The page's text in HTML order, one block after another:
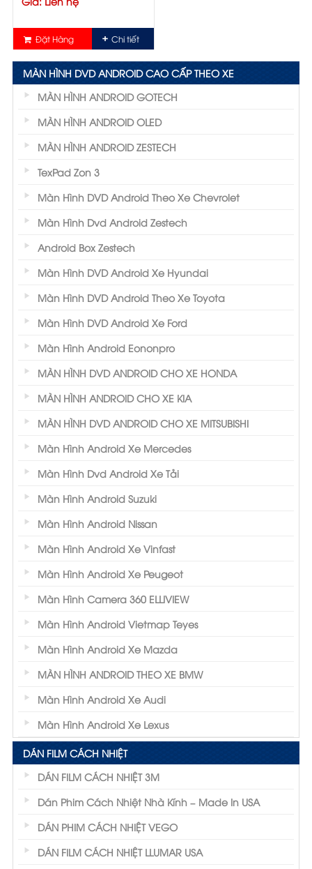
Đặt Hàng Chi tiết
MÀN HÌNH DVD ANDROID CAO CẤP THEO XE
MÀN HÌNH ANDROID GOTECH
MÀN HÌNH ANDROID OLED
MÀN HÌNH ANDROID ZESTECH
TexPad Zon 3
Màn Hình DVD Android Theo Xe Chevrolet
Màn Hình Dvd Android Zestech
Android Box Zestech
Màn Hình DVD Android Xe Hyundai
Màn Hình DVD Android Theo Xe Toyota
Màn Hình DVD Android Xe Ford
Màn Hình Android Eononpro
MÀN HÌNH DVD ANDROID CHO XE HONDA
MÀN HÌNH ANDROID CHO XE KIA
MÀN HÌNH DVD ANDROID CHO XE MITSUBISHI
Màn Hình Android Xe Mercedes
Màn Hình Dvd Android Xe Tải
Màn Hình Android Suzuki
Màn Hình Android Nissan
Màn Hình Android Xe Vinfast
Màn Hình Android Xe Peugeot
Màn Hình Camera 360 ELLIVIEW
Màn Hình Android Vietmap Teyes
Màn Hình Android Xe Mazda
MÀN HÌNH ANDROID THEO XE BMW
Màn Hình Android Xe Audi
Màn Hình Android Xe Lexus
DÁN FILM CÁCH NHIỆT
DÁN FILM CÁCH NHIỆT 3M
Dán Phim Cách Nhiệt Nhà Kính – Made In USA
DÁN PHIM CÁCH NHIỆT VEGO
DÁN FILM CÁCH NHIỆT LLUMAR USA